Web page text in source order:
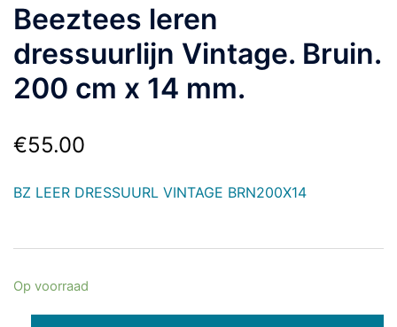
Beeztees leren
dressuurlijn Vintage. Bruin.
200 cm x 14 mm.
€55.00
BZ LEER DRESSUURL VINTAGE BRN200X14
Op voorraad